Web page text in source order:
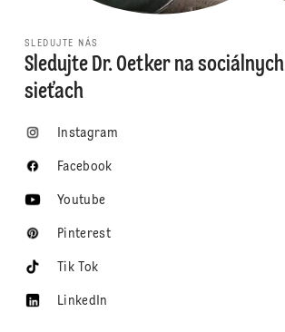
SLEDUJTE NÁS
Sledujte Dr. Oetker na sociálnych
sieťach
Instagram
Facebook
Youtube
Pinterest
Tik Tok
LinkedIn